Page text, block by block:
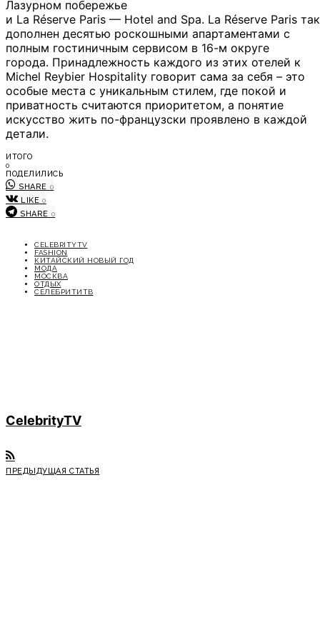
Лазурном побережье
и La Réserve Paris — Hotel and Spa. La Réserve Paris
дополнен десятью роскошными апартаментами с
полным гостиничным сервисом в 16-м округе
города. Принадлежность каждого из этих отелей к
Michel Reybier Hospitality говорит сама за себя – это
особые места с уникальным стилем, где покой и
приватность считаются приоритетом, а понятие
искусство жить по-французски проявлено в каждой
детали.
ИТОГО
0
ПОДЕЛИЛИСЬ
SHARE 0
LIKE 0
SHARE 0
CELEBRITYTV
FASHION
КИТАЙСКИЙ НОВЫЙ ГОД
МОДА
МОСКВА
ОТДЫХ
СЕЛЕБРИТИТВ
CelebrityTV
ПРЕДЫДУЩАЯ СТАТЬЯ